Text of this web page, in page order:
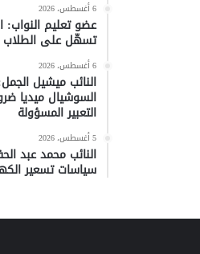
6 أغسطس، 2026
عضو تعليم النواب:
تسهّل على الطلاب
6 أغسطس، 2026
النائب ميشيل
السوشيال ميديا
التعبير المسؤولة
5 أغسطس، 2026
النائب محمد عبد
سياسات تسعير